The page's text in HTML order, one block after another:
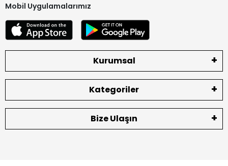
Mobil Uygulamalarımız
Kurumsal
Kategoriler
Bize Ulaşın